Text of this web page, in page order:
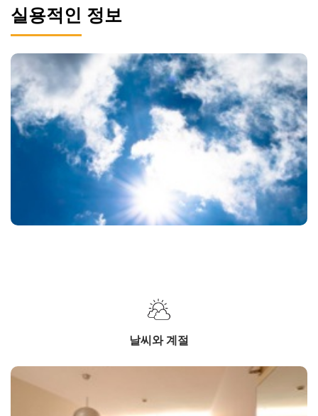
실용적인 정보
날씨와 계절